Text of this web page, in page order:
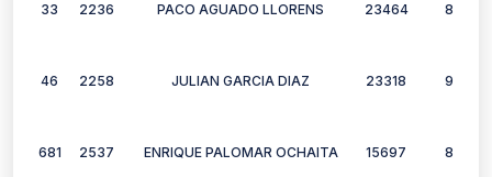
33 2236 PACO AGUADO LLORENS 23464 8
46 2258 JULIAN GARCIA DIAZ 23318 9
681 2537 ENRIQUE PALOMAR OCHAITA 15697 8